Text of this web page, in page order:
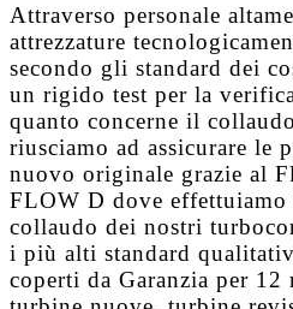
Attraverso personale
attrezzature
secondo gli standard dei
un rigido test per la
quanto concerne il
riusciamo ad assicurare le
nuovo originale grazie al
FLOW D dove
collaudo dei nostri
i più alti standard
coperti da Garanzia per 12